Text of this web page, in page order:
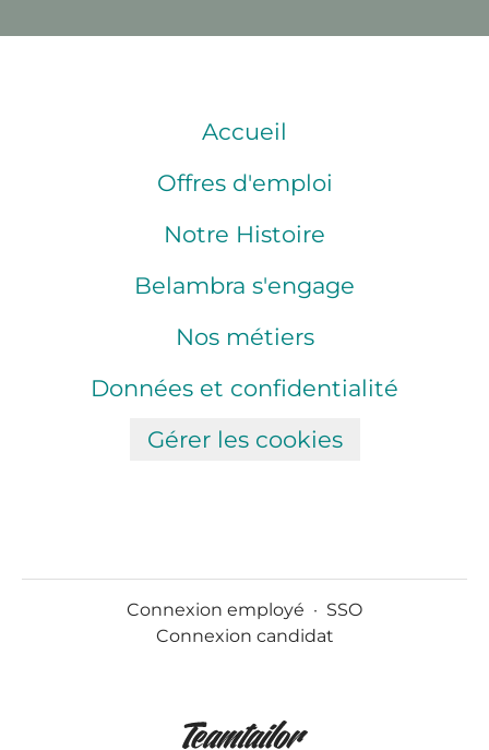
Accueil
Offres d'emploi
Notre Histoire
Belambra s'engage
Nos métiers
Données et confidentialité
Gérer les cookies
Connexion employé · SSO
Connexion candidat